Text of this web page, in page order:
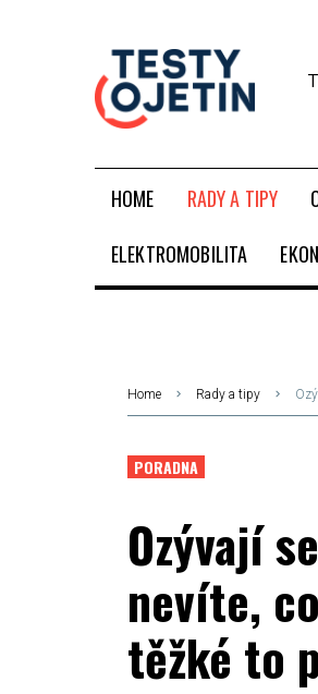
HOME RADY A TIPY
ELEKTROMOBILITA
Home Rady a tipy
PORADNA
Ozývají
nevíte,
těžké to